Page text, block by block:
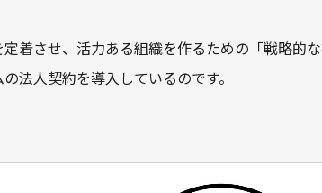
着させ、活力ある組織を作るための「戦略的な
法人契約を導入しているのです。